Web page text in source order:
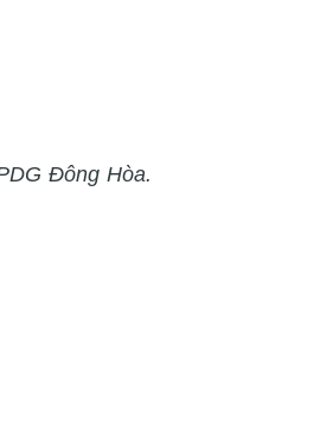
Đông Hòa.